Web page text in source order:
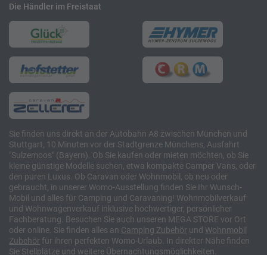
Die Händler im Freistaat
Sie finden uns direkt an der Autobahn A8 zwischen München und
Stuttgart, 10 Minuten vor der Stadtgrenze Münchens, Ausfahrt
"Sulzemoos" (Bayern). Ob Sie kaufen oder mieten möchten, ob Sie
kleine günstige Modelle suchen, etwa kompakte Camper Vans, oder
den puren Luxus. Ob Caravan oder Wohnmobil, ob neu oder
gebraucht, in unserer Womo-Ausstellung finden Sie Ihr Wunsch-
Mobil und alles für Camping und Caravaning! Wohnmobilverkauf
und Wohnwagenverkauf inklusive hochwertiger, persönlicher
Fachberatung. Besuchen Sie auch unseren MEGA STORE vor Ort
oder online. Sie finden alles an Camping Zubehör und Wohnmobil
Zubehör für ihren perfekten Womo-Urlaub. In direkter Nähe finden
Sie Stellplätze und weitere Übernachtungsmöglichkeiten.